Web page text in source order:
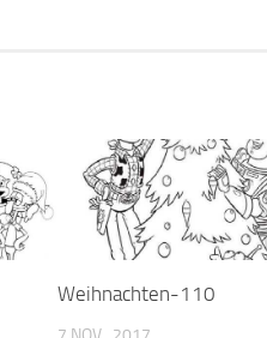
Weihnachten-110